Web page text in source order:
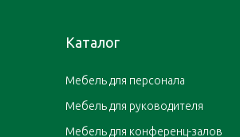
Каталог
Мебель для персонала
Мебель для руководителя
Мебель для конференц-залов